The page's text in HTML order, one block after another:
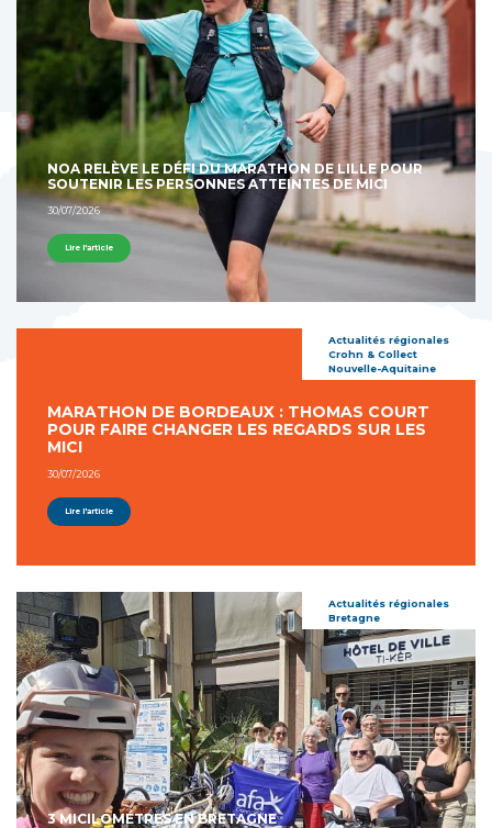
NOA RELÈVE LE DÉFI DU MARATHON DE LILLE POUR
SOUTENIR LES PERSONNES ATTEINTES DE MICI
30/07/2026
Lire l'article
Actualités régionales
Crohn & Collect
Nouvelle-Aquitaine
MARATHON DE BORDEAUX : THOMAS COURT
POUR FAIRE CHANGER LES REGARDS SUR LES
MICI
30/07/2026
Lire l'article
Actualités régionales
Bretagne
3 MICILOMÉTRES EN BRETAGNE